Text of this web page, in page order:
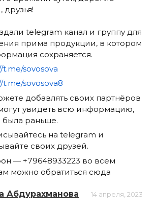
друзья!
telegram канал и группу для
прима продукции, в котором
сохраняется.
t.me/sovosova
t.me/sovosova8
добавлять своих партнёров
увидеть всю информацию,
была раньше.
на telegram и
своих друзей.
— +79648933223 во всем
можно обратиться сюда
Абдурахманова
14 апреля, 2023